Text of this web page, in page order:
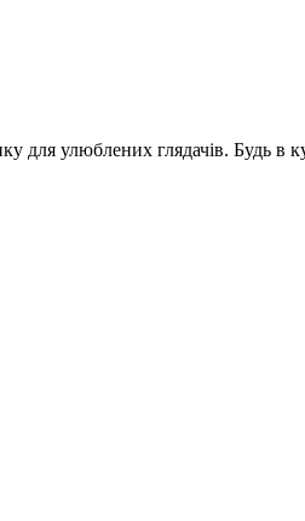
для улюблених глядачів. Будь в